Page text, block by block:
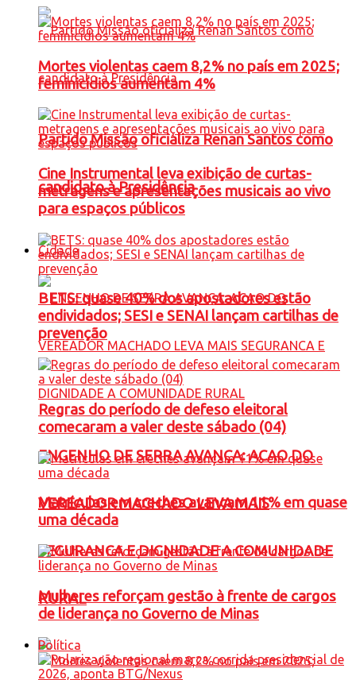
Partido Missão oficializa Renan Santos como
candidato à Presidência
Cidade
ENGENHO DE SERRA AVANÇA: ACAO DO
VEREADOR MACHADO LEVA MAIS
SEGURANCA E DIGNIDADE A COMUNIDADE
RURAL
Mortes violentas caem 8,2% no país em 2025;
feminicídios aumentam 4%
Cine Instrumental leva exibição de curtas-
metragens e apresentações musicais ao vivo
para espaços públicos
BETS: quase 40% dos apostadores estão
endividados; SESI e SENAI lançam cartilhas de
prevenção
Regras do período de defeso eleitoral
comecaram a valer deste sábado (04)
Matrículas em creches avançam 11% em quase
uma década
Mulheres reforçam gestão à frente de cargos
de liderança no Governo de Minas
Política